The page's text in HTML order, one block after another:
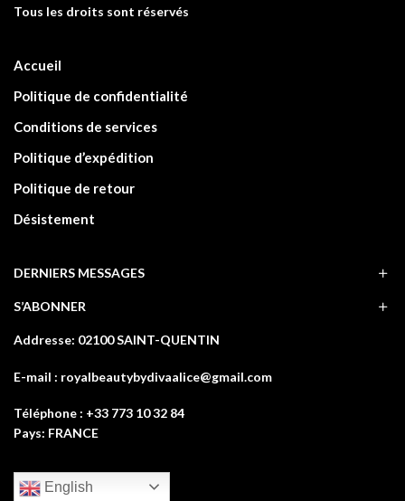
Tous les droits sont réservés
Accueil
Politique de confidentialité
Conditions de services
Politique d’expédition
Politique de retour
Désistement
DERNIERS MESSAGES
S’ABONNER
Addresse: 02100 SAINT-QUENTIN
E-mail : royalbeautybydivaalice@gmail.com
Téléphone : +33 773 10 32 84
Pays: FRANCE
English